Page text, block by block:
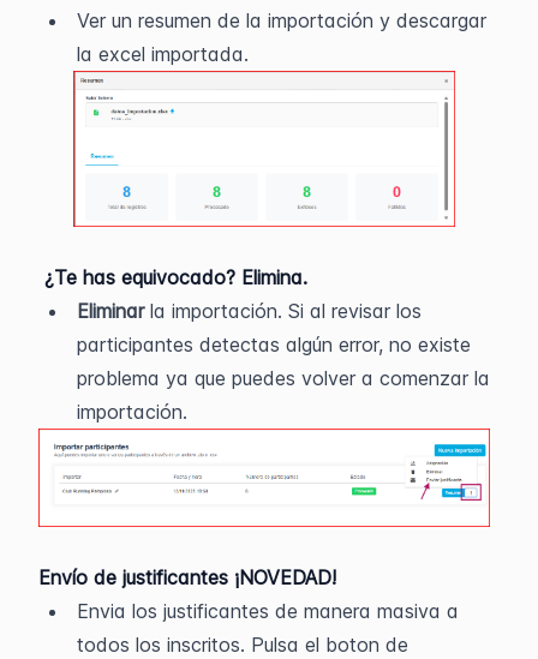
Ver un resumen de la importación y descargar
la excel importada.
¿Te has equivocado? Elimina.
Eliminar la importación. Si al revisar los
participantes detectas algún error, no existe
problema ya que puedes volver a comenzar la
importación.
Envío de justificantes ¡NOVEDAD!
Envia los justificantes de manera masiva a
todos los inscritos. Pulsa el boton de